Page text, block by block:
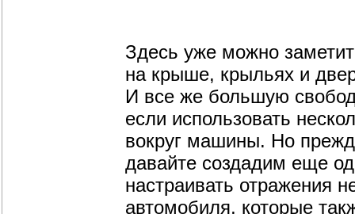
Здесь уже можно
на крыше, крыльях и
И все же большую
если использовать
вокруг машины. Но
давайте создадим еще
настраивать отражения
автомобиля, которые